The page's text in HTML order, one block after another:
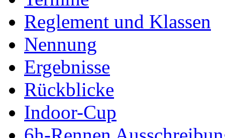
Reglement und Klassen
Nennung
Ergebnisse
Rückblicke
Indoor-Cup